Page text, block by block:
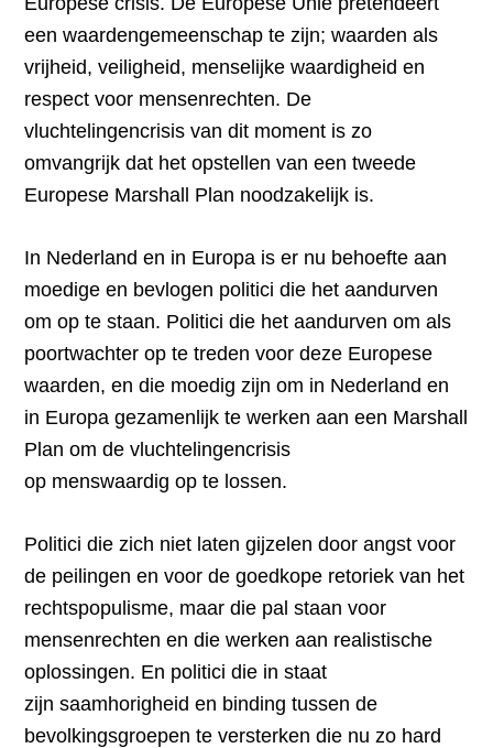
een waardengemeenschap te zijn; waarden als
vrijheid, veiligheid, menselijke waardigheid en
respect voor mensenrechten. De
vluchtelingencrisis van dit moment is zo
omvangrijk dat het opstellen van een tweede
Europese Marshall Plan noodzakelijk is.
In Nederland en in Europa is er nu behoefte aan
moedige en bevlogen politici die het aandurven
om op te staan. Politici die het aandurven om als
poortwachter op te treden voor deze Europese
waarden, en die moedig zijn om in Nederland en
in Europa gezamenlijk te werken aan een Marshall
Plan om de vluchtelingencrisis
op menswaardig op te lossen.
Politici die zich niet laten gijzelen door angst voor
de peilingen en voor de goedkope retoriek van het
rechtspopulisme, maar die pal staan voor
mensenrechten en die werken aan realistische
oplossingen. En politici die in staat
zijn saamhorigheid en binding tussen de
bevolkingsgroepen te versterken die nu zo hard